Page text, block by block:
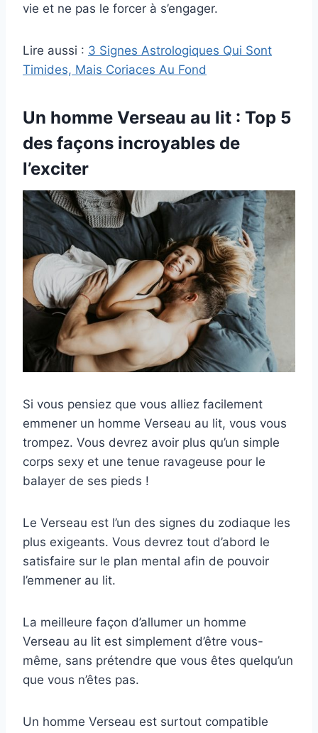
vie et ne pas le forcer à s’engager.
Lire aussi : 3 Signes Astrologiques Qui Sont
Timides, Mais Coriaces Au Fond
Un homme Verseau au lit : Top 5
des façons incroyables de
l’exciter
Si vous pensiez que vous alliez facilement
emmener un homme Verseau au lit, vous vous
trompez. Vous devrez avoir plus qu’un simple
corps sexy et une tenue ravageuse pour le
balayer de ses pieds !
Le Verseau est l’un des signes du zodiaque les
plus exigeants. Vous devrez tout d’abord le
satisfaire sur le plan mental afin de pouvoir
l’emmener au lit.
La meilleure façon d’allumer un homme
Verseau au lit est simplement d’être vous-
même, sans prétendre que vous êtes quelqu’un
que vous n’êtes pas.
Un homme Verseau est surtout compatible